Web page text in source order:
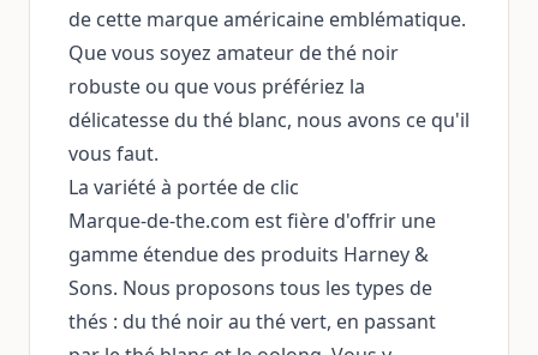
de cette marque américaine emblématique.
Que vous soyez amateur de thé noir
robuste ou que vous préfériez la
délicatesse du thé blanc, nous avons ce qu'il
vous faut.
La variété à portée de clic
Marque-de-the.com est fière d'offrir une
gamme étendue des produits Harney &
Sons. Nous proposons tous les types de
thés : du thé noir au thé vert, en passant